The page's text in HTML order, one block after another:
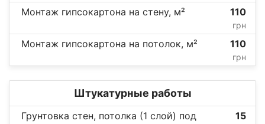
Монтаж гипсокартона на стену, м² 110
грн
Монтаж гипсокартона на потолок, м² 110
грн
Штукатурные работы
Грунтовка стен, потолка (1 слой) под
15